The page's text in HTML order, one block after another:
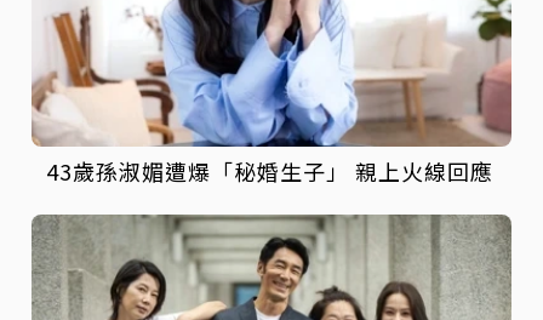
43歲孫淑媚遭爆「秘婚生子」 親上火線回應